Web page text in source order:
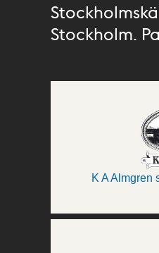
Stockholm.
K A Almgren